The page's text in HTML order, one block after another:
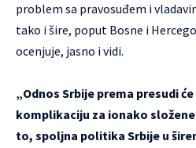
problem sa pravosuđem i
tako i šire, poput Bosne i
ocenjuje, jasno i vidi.
„Odnos Srbije prema presudi
komplikaciju za ionako složene
to, spoljna politika Srbije u